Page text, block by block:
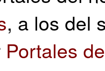
, a los del
Portales